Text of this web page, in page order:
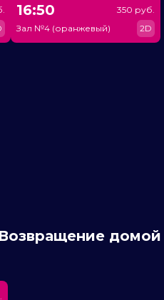
16:50
Зал №4 (оранжевый)
350 руб.
2D
домой